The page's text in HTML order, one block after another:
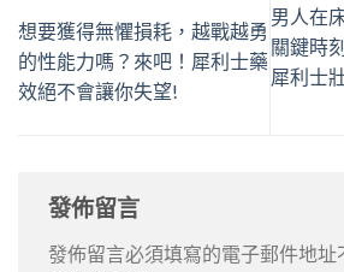
想要獲得無懼損耗，越戰越勇
的性能力嗎？來吧！犀利士藥
效絕不會讓你失望!
男人在
關鍵時
犀利士
發佈留言
發佈留言必須填寫的電子郵件地址